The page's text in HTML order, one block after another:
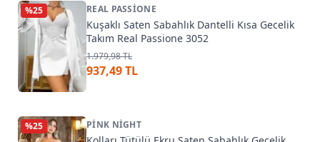
%25 REAL PASSIONE
Kuşaklı Saten Sabahlık Dantelli Kısa Gecelik
Takım Real Passione 3052
1.979,98 TL
937,49 TL
%25 PINK NIGHT